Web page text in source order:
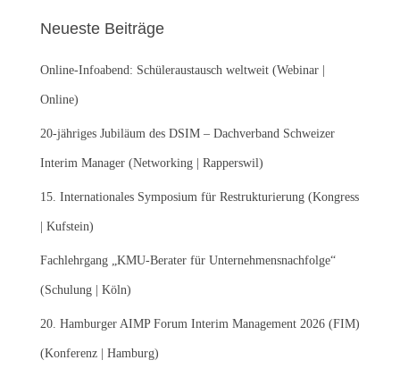
n
a
c
:
Neueste Beiträge
Online-Infoabend: Schüleraustausch weltweit (Webinar |
Online)
20-jähriges Jubiläum des DSIM – Dachverband Schweizer
Interim Manager (Networking | Rapperswil)
15. Internationales Symposium für Restrukturierung (Kongress
| Kufstein)
Fachlehrgang „KMU-Berater für Unternehmensnachfolge“
(Schulung | Köln)
20. Hamburger AIMP Forum Interim Management 2026 (FIM)
(Konferenz | Hamburg)